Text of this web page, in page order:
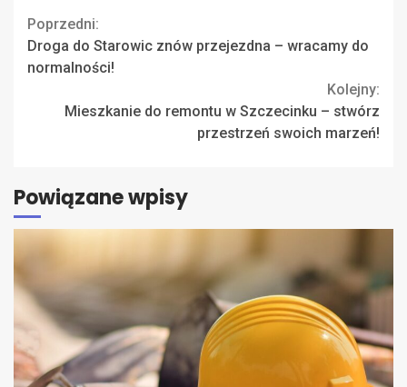
Continue
Reading
Poprzedni:
Droga do Starowic znów przejezdna – wracamy do
normalności!
Kolejny:
Mieszkanie do remontu w Szczecinku – stwórz
przestrzeń swoich marzeń!
Powiązane wpisy